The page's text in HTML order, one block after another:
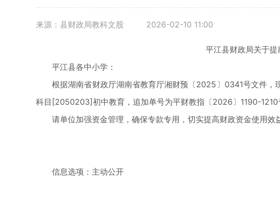
来源：县财政局教科文股 2026-02-10 11:00
平江县财政局关于提
平江县各中小学：
根据湖南省财政厅湖南省教育厅湘财预〔2025〕0341号文件，
科目[2050203]初中教育，追加单号为平财教指〔2026〕1190-
请单位加强资金管理，确保专款专用，切实提高财政资金使用效
信息选项：主动公开